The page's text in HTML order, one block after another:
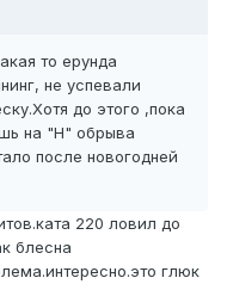
то ерунда
не успевали
до этого ,пока
на "H" обрыва
после новогодней
220 ловил до
блесна
глюк